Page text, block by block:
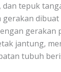
tepuk
dibuat
gerakan
jantung,
tubuh